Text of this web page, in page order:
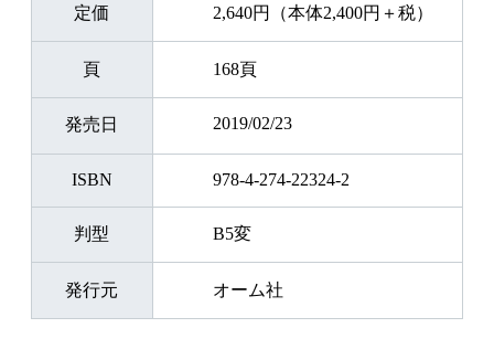
・threading
・http.server
・HtmlParser
定価 2,640円（本体2,400円＋税）
頁 168頁
発売日 2019/02/23
ISBN 978-4-274-22324-2
判型 B5変
発行元 オーム社